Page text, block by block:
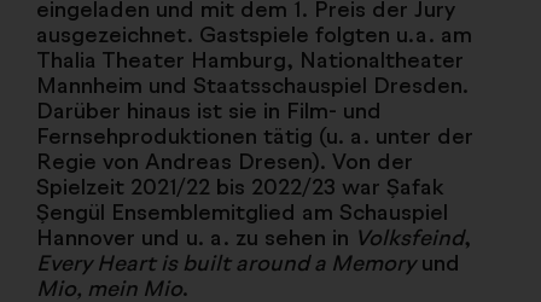
eingeladen und mit dem 1. Preis der Jury
ausgezeichnet. Gastspiele folgten u.a. am
Thalia Theater Hamburg, Nationaltheater
Mannheim und Staatsschauspiel Dresden.
Darüber hinaus ist sie in Film- und
Fernsehproduktionen tätig (u. a. unter der
Regie von Andreas Dresen). Von der
Spielzeit 2021/22 bis 2022/23 war Şafak
Şengül Ensemblemitglied am Schauspiel
Hannover und u. a. zu sehen in Volksfeind,
Every Heart is built around a Memoryund
Mio, mein Mio.